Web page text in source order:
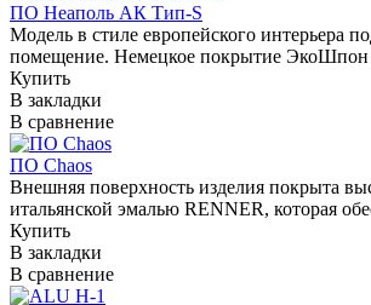
ПО Неаполь АК Тип-S
Модель в стиле европейского интерьера
помещение. Немецкое покрытие ЭкоШпон
Купить
В закладки
В сравнение
ПО Chaos
Внешняя поверхность изделия покрыта
итальянской эмалью RENNER, которая
Купить
В закладки
В сравнение